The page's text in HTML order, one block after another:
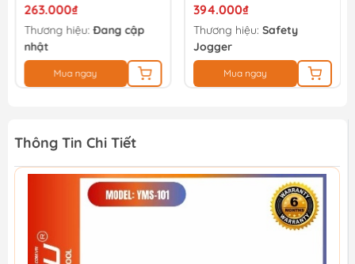
263.000₫
Thương hiệu: Đang cập
nhật
Mua ngay
394.000₫
Thương hiệu: Safety
Jogger
Mua ngay
Thông Tin Chi Tiết